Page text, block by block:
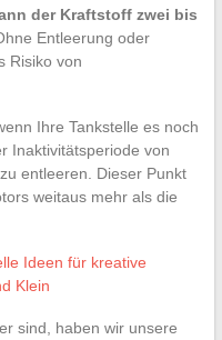
der Kraftstoff zwei bis
Entleerung oder
Risiko von
Ihre Tankstelle es noch
Inaktivitätsperiode von
entleeren. Dieser Punkt
weitaus mehr als die
Ideen für kreative
Klein
sind, haben wir unsere